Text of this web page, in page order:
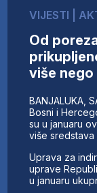
O NAMA
AKTUELNO
ANALIZE
KOMPANIJE
FINANSIJE
IZ STRANIH
AKTIVNOSTI
UČLANI SE
KONTAKT
VIJESTI
Od
više nego
BANJALUKA,
Bosni i
su u januaru
više
Uprava za
uprave
u januaru